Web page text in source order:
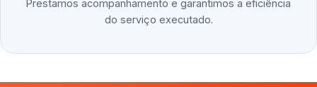
Prestamos acompanhamento e garantimos a eficiência
do serviço executado.